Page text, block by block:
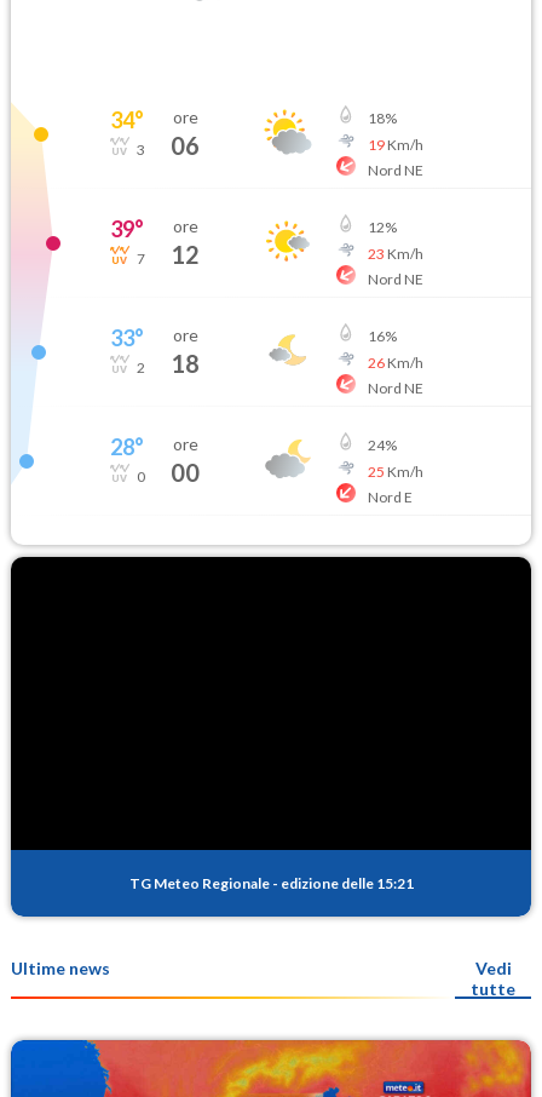
34°
3
ore
06
18%
19Km/h
Nord NE
39°
7
ore
12
12%
23 Km/h
Nord NE
33°
2
ore
18
16%
26Km/h
Nord NE
28°
0
ore
00
24%
25 Km/h
Nord E
TG Meteo Regionale - edizione delle 15:21
Ultime news
Vedi
tutte